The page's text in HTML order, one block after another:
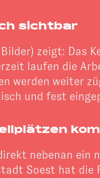
sichtbar
zeigt: Das
laufen die
werden weiter
und fest
nebenan ein
Soest hat